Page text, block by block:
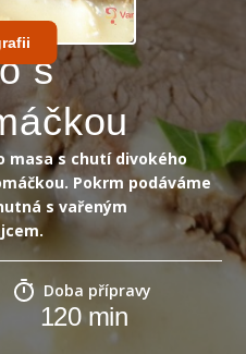
s
masa s chutí divokého
Pokrm podáváme
s vařeným
Doba přípravy
120min